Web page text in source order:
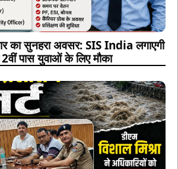
का सुनहरा अवसर: SIS India लगाएगी
पास युवाओं के लिए मौका